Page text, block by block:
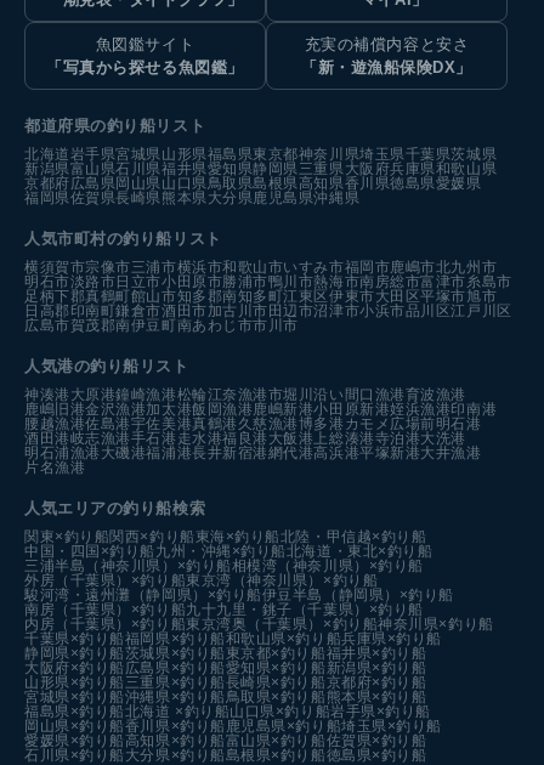
魚図鑑サイト
「写真から探せる魚図鑑」
充実の補償内容と安さ
「新・遊漁船保険DX」
都道府県の釣り船リスト
北海道 岩手県宮城県 山形県福島県東京都神奈川県埼玉県千葉県茨城県
新潟県富山県石川県福井県愛知県静岡県 三重県 大阪府兵庫県和歌山県
京都府広島県岡山県 山口県 鳥取県島根県高知県香川県徳島県愛媛県
福岡県佐賀県長崎県 熊本県 大分県 鹿児島県沖縄県
人気市町村の釣り船リスト
横須賀市宗像市三浦市横浜市和歌山市いすみ市福岡市鹿嶋市北九州市
明石市淡路市日立市小田原市勝浦市鴨川市熱海市南房総市富津市糸島市
足柄下郡真鶴町館山市知多郡南知多町江東区伊東市大田区平塚市旭市
日高郡印南町鎌倉市酒田市加古川市田辺市沼津市小浜市品川区江戸川区
広島市賀茂郡南伊豆町南あわじ市市川市
人気港の釣り船リスト
神湊港 大原港鐘崎漁港松輪江奈漁港市堀川沿い 間口漁港育波漁港
鹿嶋旧港金沢漁港加太港飯岡漁港 鹿嶋新港小田原新港姪浜漁港印南港
腰越漁港佐島港宇佐美港真鶴港 久慈漁港博多港カモメ広場前明石港
酒田港岐志漁港手石港 走水港福良港 大飯港 上総湊港寺泊港大洗港
明石浦漁港 大磯港福浦港長井新宿港網代港高浜港平塚新港大井漁港
片名漁港
人気エリアの釣り船検索
関東×釣り船関西×釣り船 東海×釣り船北陸・甲信越×釣り船
中国・四国×釣り船 九州・沖縄×釣り船北海道・東北×釣り船
三浦半島（神奈川県）×釣り船相模湾（神奈川県）×釣り船
外房（千葉県）×釣り船東京湾（神奈川県）×釣り船
駿河湾・遠州灘（静岡県）×釣り船伊豆半島（静岡県）×釣り船
南房（千葉県）×釣り船九十九里・銚子（千葉県）×釣り船
内房（千葉県）×釣り船東京湾奥（千葉県）×釣り船神奈川県×釣り船
千葉県×釣り船福岡県×釣り船和歌山県×釣り船兵庫県×釣り船
静岡県×釣り船茨城県×釣り船 東京都×釣り船福井県×釣り船
大阪府×釣り船 広島県×釣り船愛知県×釣り船 新潟県×釣り船
山形県×釣り船 三重県×釣り船長崎県×釣り船京都府×釣り船
宮城県×釣り船沖縄県×釣り船 鳥取県×釣り船 熊本県×釣り船
福島県×釣り船北海道 ×釣り船山口県×釣り船岩手県×釣り船
岡山県×釣り船香川県×釣り船 鹿児島県×釣り船埼玉県×釣り船
愛媛県×釣り船高知県×釣り船富山県×釣り船佐賀県×釣り船
石川県×釣り船 大分県×釣り船島根県×釣り船徳島県×釣り船